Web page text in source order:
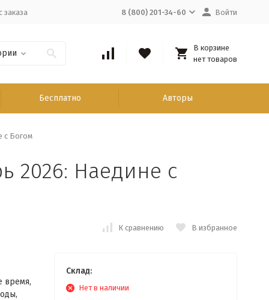
заказа 8 (800) 201-34-60 Войти
В корзине
нет товаров
Бесплатно Авторы
с Богом
2026: Наедине с
К сравнению В избранное
время,
Склад:
Нет в наличии